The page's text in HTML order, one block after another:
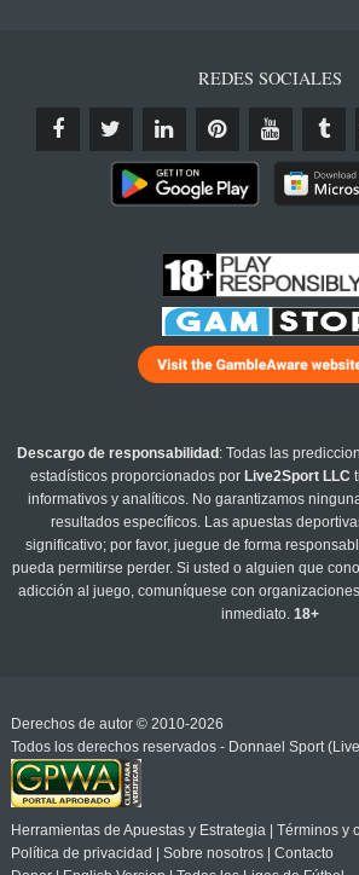
REDES SOCIALES
Descargo de responsabilidad : Todas las
estadísticos proporcionados por Live2Sport LLC
informativos y analíticos. No garantizamos
resultados específicos. Las apuestas
significativo; por favor, juegue de forma
pueda permitirse perder. Si usted o alguien que
adicción al juego, comuníquese con
inmediato.18+
Derechos de autor © 2010-2026
Todos los derechos reservados - Donnael Sport
Herramientas de Apuestas y Estrategia| Términos y
Política de privacidad
Sobre nosotros| Contacto